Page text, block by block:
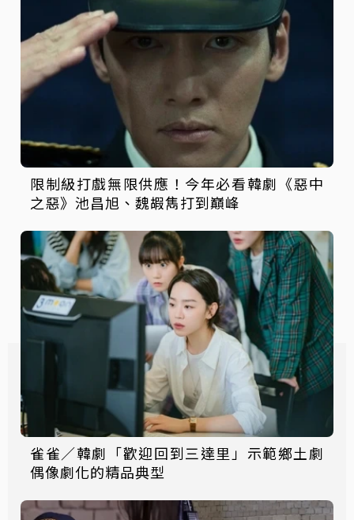
限制級打戲無限供應！今年必看韓劇《惡中
之惡》池昌旭、魏嘏雋打到巔峰
雀雀／韓劇「歡迎回到三達里」示範鄉土劇
偶像劇化的精品典型